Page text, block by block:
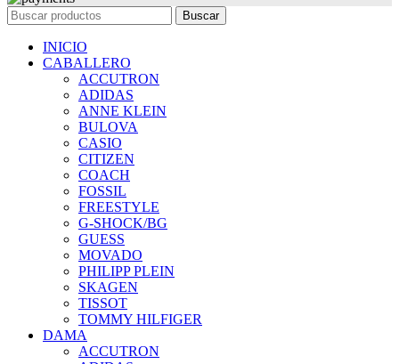
Buscar
INICIO
CABALLERO
ACCUTRON
ADIDAS
ANNE KLEIN
BULOVA
CASIO
CITIZEN
COACH
FOSSIL
FREESTYLE
G-SHOCK/BG
GUESS
MOVADO
PHILIPP PLEIN
SKAGEN
TISSOT
TOMMY HILFIGER
DAMA
ACCUTRON